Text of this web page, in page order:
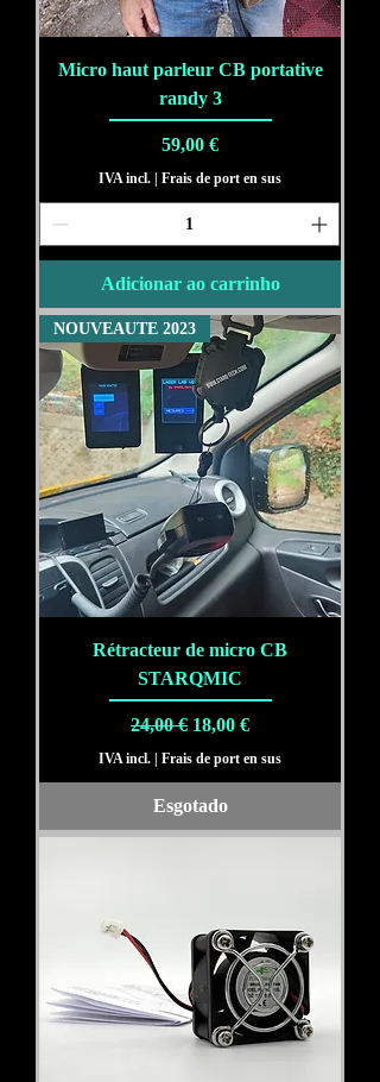
Micro haut parleur CB portative
randy 3
Preço
59,00 €
IVA incl. Frais de port en sus
Adicionar ao carrinho
NOUVEAUTE 2023
Rétracteur de micro CB
STARQMIC
Preço normal
24,00 € Preço promocional
18,00 €
IVA incl. Frais de port en sus
Esgotado